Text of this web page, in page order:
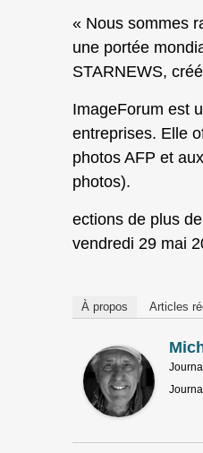
« Nous sommes
une portée
STARNEWS,
ImageForum est
entreprises. Elle
photos AFP et
photos).
ections de plus
vendredi 29 mai
À propos Articles